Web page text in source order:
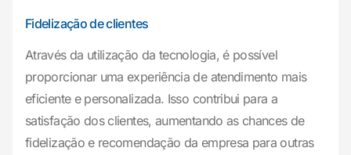
Fidelização de clientes
Através da utilização da tecnologia, é possível
proporcionar uma experiência de atendimento mais
eficiente e personalizada. Isso contribui para a
satisfação dos clientes, aumentando as chances de
fidelização e recomendação da empresa para outras